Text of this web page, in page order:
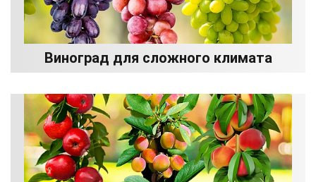
Виноград для сложного климата